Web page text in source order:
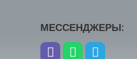
МЕССЕНДЖЕРЫ: